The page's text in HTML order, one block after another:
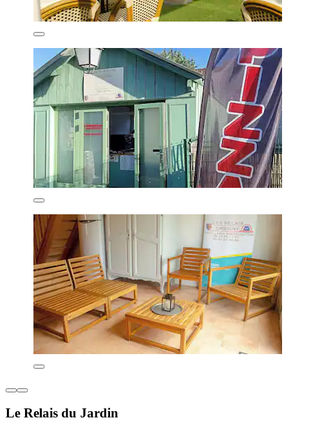
Le Relais du Jardin